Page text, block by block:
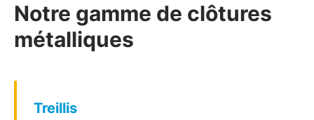
Notre gamme de clôtures
métalliques
Treillis